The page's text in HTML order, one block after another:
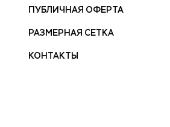
ПУБЛИЧНАЯ ОФЕРТА
РАЗМЕРНАЯ СЕТКА
КОНТАКТЫ